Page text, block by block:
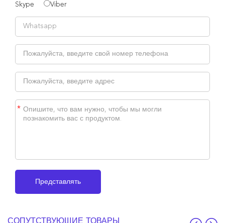
Skype
Viber
*
СОПУТСТВУЮЩИЕ ТОВАРЫ